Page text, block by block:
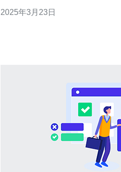
和网络基础设施，可以为用户提供稳
2025年3月23日